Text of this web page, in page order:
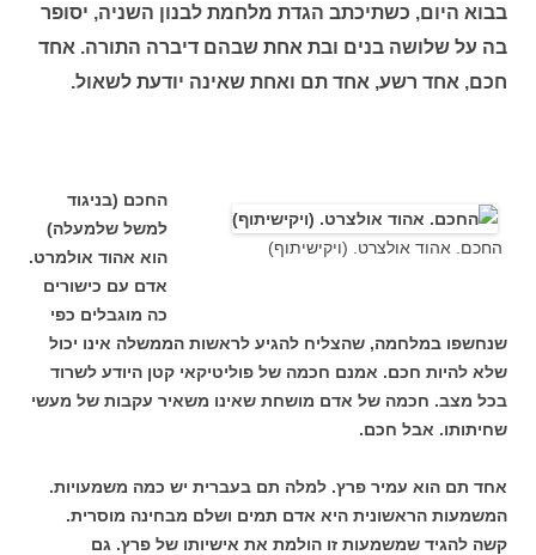
בבוא היום, כשתיכתב הגדת מלחמת לבנון השניה, יסופר
בה על שלושה בנים ובת אחת שבהם דיברה התורה. אחד
חכם, אחד רשע, אחד תם ואחת שאינה יודעת לשאול.
החכם. אהוד אולצרט. (ויקישיתוף)
החכם (בניגוד
למשל שלמעלה)
הוא אהוד אולמרט.
אדם עם כישורים
כה מוגבלים כפי
שנחשפו במלחמה, שהצליח להגיע לראשות הממשלה אינו יכול
שלא להיות חכם. אמנם חכמה של פוליטיקאי קטן היודע לשרוד
בכל מצב. חכמה של אדם מושחת שאינו משאיר עקבות של מעשי
שחיתותו. אבל חכם.
אחד תם הוא עמיר פרץ. למלה תם בעברית יש כמה משמעויות.
המשמעות הראשונית היא אדם תמים ושלם מבחינה מוסרית.
קשה להגיד שמשמעות זו הולמת את אישיותו של פרץ. גם